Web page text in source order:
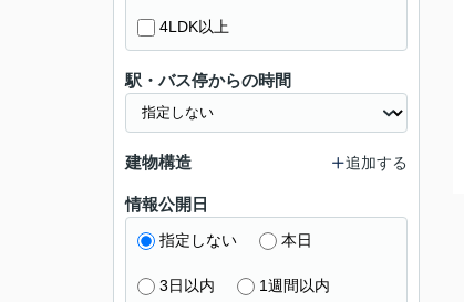
4LDK以上
駅・バス停からの時間
建物構造 追加する
情報公開日
指定しない 本日
3日以内 1週間以内